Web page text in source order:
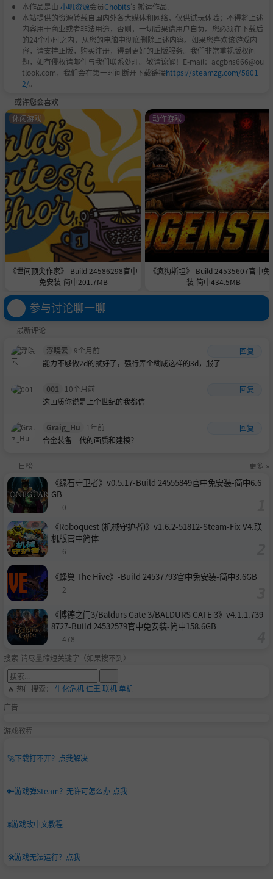
本作品是由 小叽资源会员Chobits's 搬运作品.
本站提供的资源转载自国内外各大媒体和网络，仅供试玩体验；不得将上述
内容用于商业或者非法用途，否则，一切后果请用户自负。您必须在下载后
的24个小时之内，从您的电脑中彻底删除上述内容。如果您喜欢该游戏内
容，请支持正版，购买注册，得到更好的正版服务。我们非常重视版权问
题，如有侵权请邮件与我们联系处理。敬请谅解！E-mail：acgbns666@ou
tlook.com，我们会在第一时间断开下载链接https://steamzg.com/5801
2/。
或许您会喜欢
《世间顶尖作家》-Build 24586298官中
免安装-简中201.7MB
休闲游戏
《疯狗斯坦》-Build 24535607官中免
装-简中434.5MB
动作游戏
参与讨论聊一聊
最新评论
浮晓云
9个月前
回复
能力不够做2d的就好了，强行弄个糊成这样的3d，服了
001 10个月前
回复
这画质你说是上个世纪的我都信
Graig_Hu 1年前
回复
合金装备一代的画质和建模？
日榜 更多 »
《绿石守卫者》v0.5.17-Build 24555849官中免安装-简中6.6
GB
0
《Roboquest (机械守护者)》v1.6.2-51812-Steam-Fix V4.联
机版官中简体
6
《蜂巢 The Hive》-Build 24537793官中免安装-简中3.6GB
2
《博德之门3/Baldurs Gate 3/BALDURS GATE 3》v4.1.1.739
8727-Build 24532579官中免安装-简中158.6GB
478
搜索-请尽量缩短关键字（如果搜不到）
🔥 热门搜索： 生化危机仁王 联机单机
广告
游戏教程
🚀下载打不开？点我解决
🔑游戏弹Steam？无许可怎么办-点我
🌐游戏改中文教程
🛠️游戏无法运行？点我